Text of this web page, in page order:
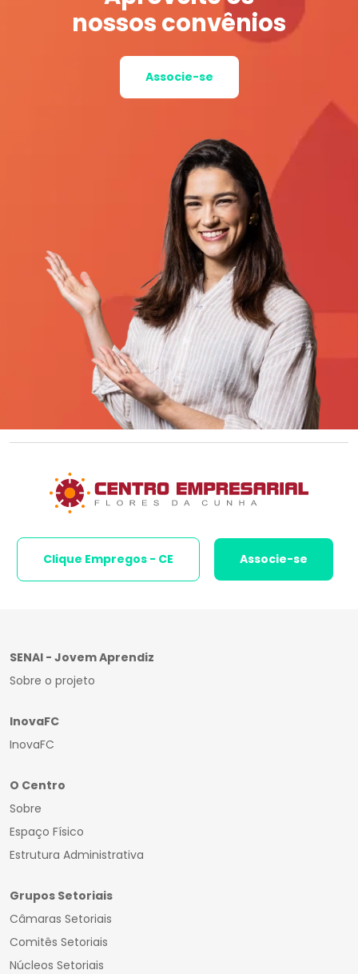
nossos convênios
Associe-se
Clique Empregos - CE Associe-se
SENAI - Jovem Aprendiz
Sobre o projeto
InovaFC
InovaFC
O Centro
Sobre
Espaço Físico
Estrutura Administrativa
Grupos Setoriais
Câmaras Setoriais
Comitês Setoriais
Núcleos Setoriais